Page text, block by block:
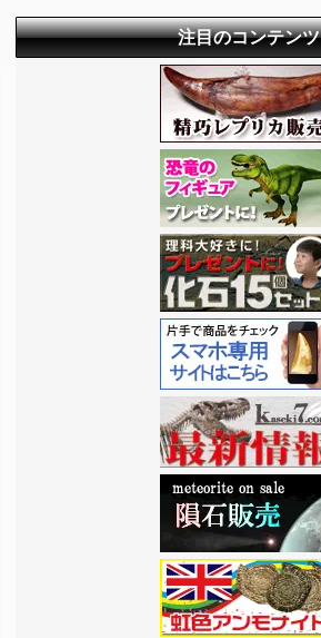
注目のコンテンツ